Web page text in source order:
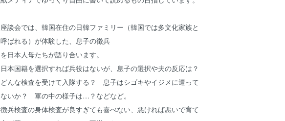
座談会では、韓国在住の日韓ファミリー（韓国では多文化家族と
呼ばれる）が体験した、息子の徴兵
を日本人母たちが語り合います。
日本国籍を選択すれば兵役はないが、息子の選択や夫の反応は？
どんな検査を受けて入隊する？ 息子はシゴキやイジメに遭って
ないか？ 軍の中の様子は…？などなど。
徴兵検査の身体検査が良すぎても喜べない、悪ければ悪いで育て